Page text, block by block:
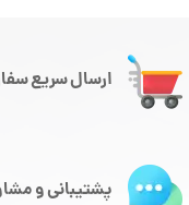
ارسال سریع
پشتیبانی و